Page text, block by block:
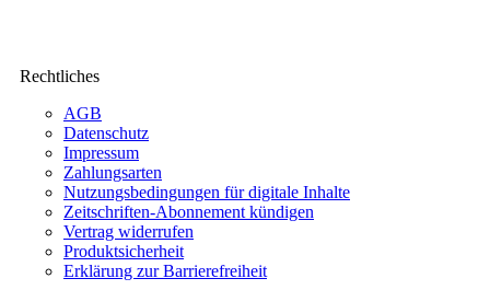
Rechtliches
AGB
Datenschutz
Impressum
Zahlungsarten
Nutzungsbedingungen für digitale Inhalte
Zeitschriften-Abonnement kündigen
Vertrag widerrufen
Produktsicherheit
Erklärung zur Barrierefreiheit